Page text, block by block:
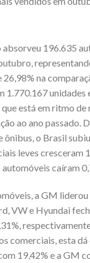
196.635
26,98% na
1.770.167 unidades
está em ritmo de
ao ano passado.
ônibus, o Brasil
leves cresceram
caíram
a GM
VW e Hyundai
comerciais, esta
19,42% e a GM